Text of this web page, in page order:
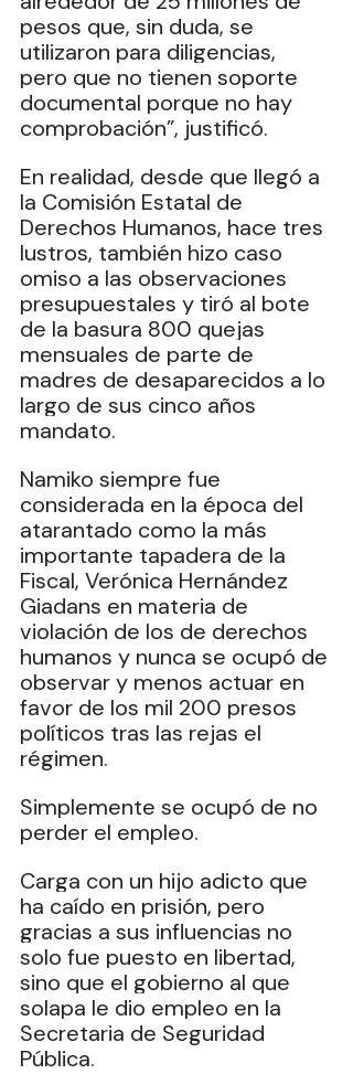
pesos que, sin duda, se
utilizaron para diligencias,
pero que no tienen soporte
documental porque no hay
comprobación”, justificó.
En realidad, desde que llegó a
la Comisión Estatal de
Derechos Humanos, hace tres
lustros, también hizo caso
omiso a las observaciones
presupuestales y tiró al bote
de la basura 800 quejas
mensuales de parte de
madres de desaparecidos a lo
largo de sus cinco años
mandato.
Namiko siempre fue
considerada en la época del
atarantado como la más
importante tapadera de la
Fiscal, Verónica Hernández
Giadans en materia de
violación de los de derechos
humanos y nunca se ocupó de
observar y menos actuar en
favor de los mil 200 presos
políticos tras las rejas el
régimen.
Simplemente se ocupó de no
perder el empleo.
Carga con un hijo adicto que
ha caído en prisión, pero
gracias a sus influencias no
solo fue puesto en libertad,
sino que el gobierno al que
solapa le dio empleo en la
Secretaria de Seguridad
Pública.